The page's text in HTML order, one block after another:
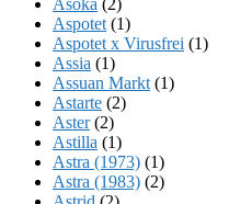
Aspotet (1)
Aspotet x Virusfrei (1)
Assia (1)
Assuan Markt (1)
Astarte (2)
Aster(2)
Astilla (1)
Astra (1973) (1)
Astra (1983) (2)